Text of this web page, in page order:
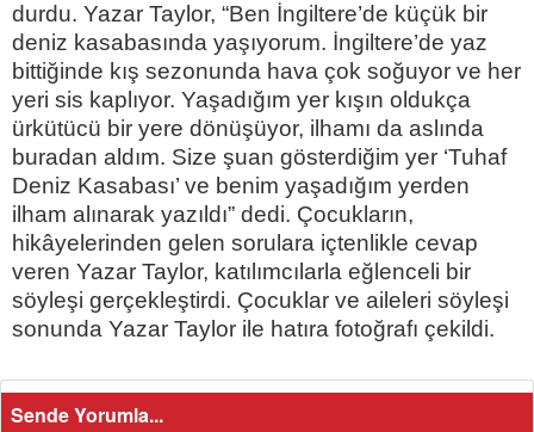
durdu. Yazar Taylor, “Ben İngiltere’de küçük bir
deniz kasabasında yaşıyorum. İngiltere’de yaz
bittiğinde kış sezonunda hava çok soğuyor ve her
yeri sis kaplıyor. Yaşadığım yer kışın oldukça
ürkütücü bir yere dönüşüyor, ilhamı da aslında
buradan aldım. Size şuan gösterdiğim yer ‘Tuhaf
Deniz Kasabası’ ve benim yaşadığım yerden
ilham alınarak yazıldı” dedi. Çocukların,
hikâyelerinden gelen sorulara içtenlikle cevap
veren Yazar Taylor, katılımcılarla eğlenceli bir
söyleşi gerçekleştirdi. Çocuklar ve aileleri söyleşi
sonunda Yazar Taylor ile hatıra fotoğrafı çekildi.
Sende Yorumla...